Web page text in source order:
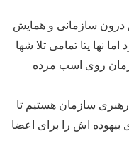
درون سازمانی و همایش
نها یتا تمامی تلا شها
روی اسب مرده
سازمان هستیم تا
بیهوده اش را برای اعضا